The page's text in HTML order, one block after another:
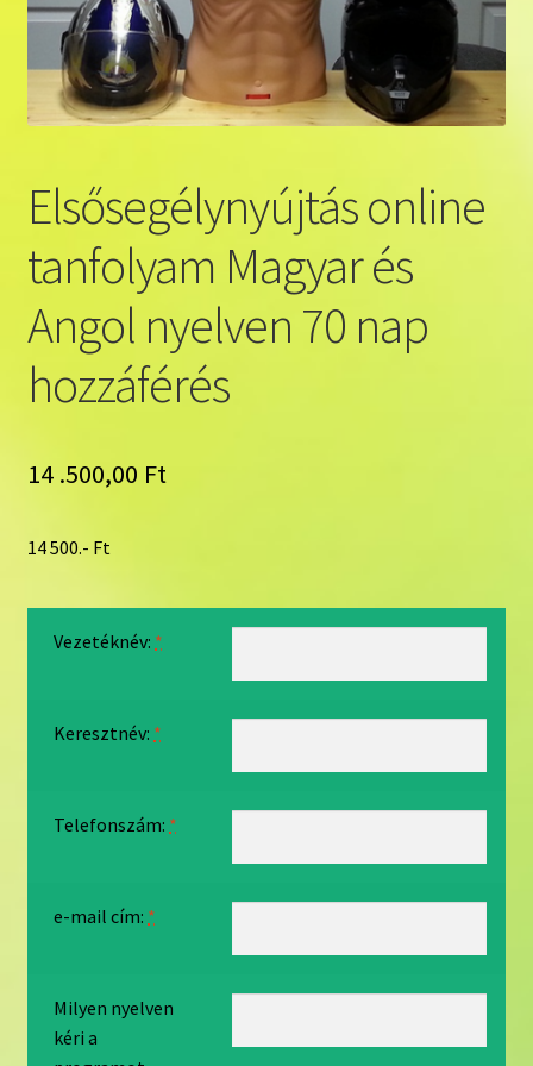
Pénztár
Elsősegélynyújtás online
tanfolyam Magyar és
Angol nyelven 70 nap
hozzáférés
14 .500,00 Ft
14 500.- Ft
Vezetéknév: *
Keresztnév: *
Telefonszám: *
e-mail cím: *
Milyen nyelven
kéri a